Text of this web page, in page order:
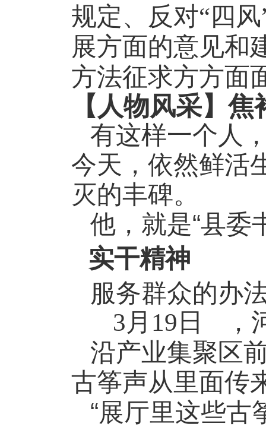
规定、反对“四
展方面的意见和
方法征求方方面
【人物风采】
有这样一个人
今天，依然鲜活
灭的丰碑。
他，就是“县委
实干精神
服务群众的办
3 月 19 日
沿产业集聚区
古筝声从里面传
“展厅里这些古